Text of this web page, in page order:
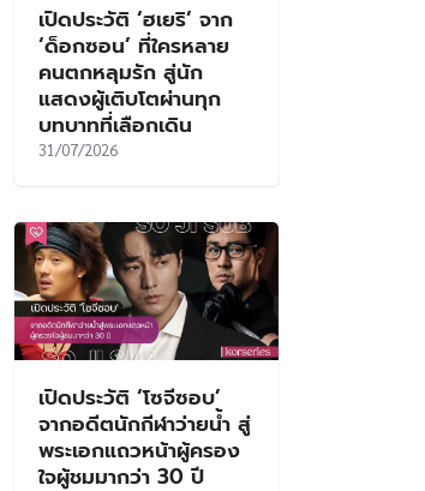
เปิดประวัติ ‘ฮเยริ’ จาก
‘ด็อกซอน’ ที่ใครหลาย
คนตกหลุมรัก สู่นัก
แสดงผู้เติบโตผ่านทุก
บทบาทที่เลือกเดิน
31/07/2026
เปิดประวัติ ‘โซจีซอบ’
จากอดีตนักกีฬาว่ายน้ำ สู่
พระเอกแถวหน้าผู้ครอง
ใจผู้ชมมากว่า 30 ปี